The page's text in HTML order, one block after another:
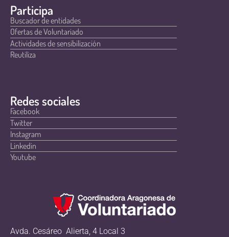
Participa
Buscador de entidades
Ofertas de Voluntariado
Actividades de sensibilización
Reutiliza
Redes sociales
Facebook
Twitter
Instagram
Linkedin
Youtube
Avda. Cesáreo Alierta, 4 Local 3